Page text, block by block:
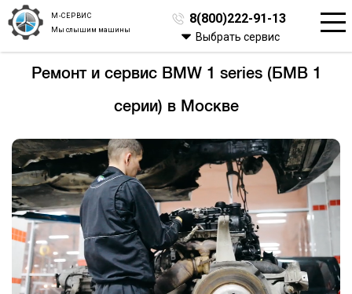
М-СЕРВИС
Мы слышим машины
8(800)222-91-13
Выбрать сервис
Ремонт и сервис BMW 1 series (БМВ 1
серии) в Москве